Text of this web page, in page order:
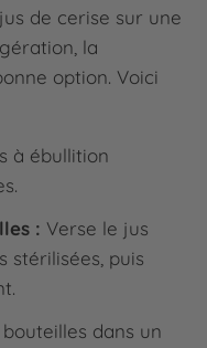
de cerise sur une
la
option. Voici
à ébullition
: Verse le jus
stérilisées, puis
dans un